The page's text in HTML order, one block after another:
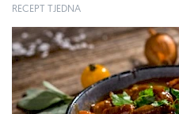
RECEPT TJEDNA